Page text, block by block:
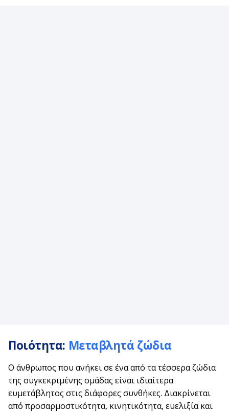
Ποιότητα: Μεταβλητά ζώδια
Ο άνθρωπος που ανήκει σε ένα από τα τέσσερα ζώδια
της συγκεκριμένης ομάδας είναι ιδιαίτερα
ευμετάβλητος στις διάφορες συνθήκες. Διακρίνεται
από προσαρμοστικότητα, κινητικότητα, ευελιξία και